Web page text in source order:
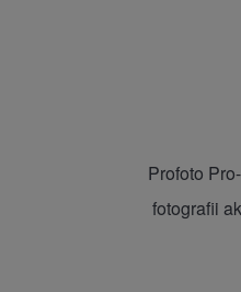
Profoto
fotografii